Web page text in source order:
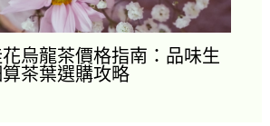
烏龍茶價格指南：品味生
茶葉選購攻略